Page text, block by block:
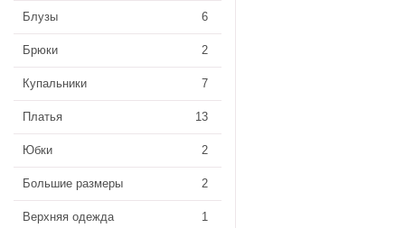
Блузы 6
Брюки 2
Купальники 7
Платья 13
Юбки 2
Большие размеры 2
Верхняя одежда 1